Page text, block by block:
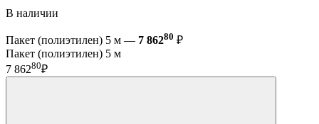
В наличии
Пакет (полиэтилен) 5 м — 7 86280 ₽
Пакет (полиэтилен) 5 м
7 86280₽